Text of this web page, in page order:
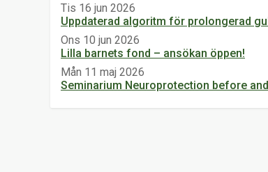
Tis 16 jun 2026
Uppdaterad algoritm för prolongerad
Ons 10 jun 2026
Lilla barnets fond – ansökan öppen!
Mån 11 maj 2026
Seminarium Neuroprotection before